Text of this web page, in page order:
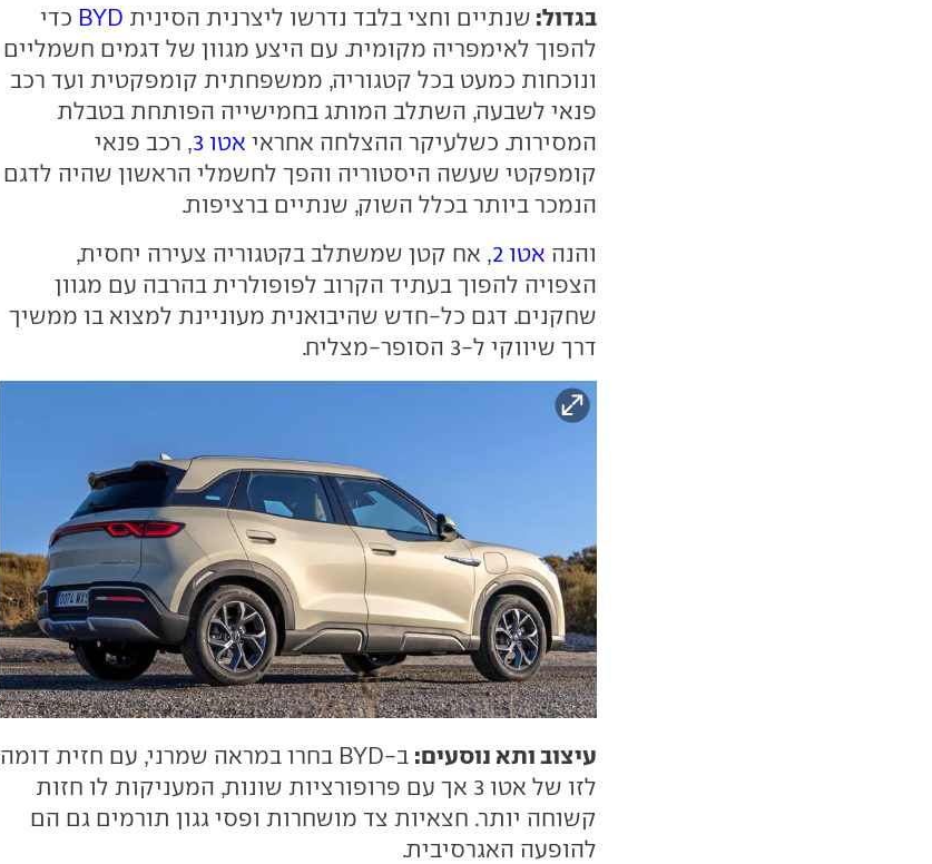
בגדול: שנתיים וחצי בלבד נדרשו ליצרנית הסינית BYD כדי
להפוך לאימפריה מקומית. עם היצע מגוון של דגמים חשמליים
ונוכחות כמעט בכל קטגוריה, ממשפחתית קומפקטית ועד רכב
פנאי לשבעה, השתלב המותג בחמישייה הפותחת בטבלת
המסירות. כשלעיקר ההצלחה אחראי אטו 3
, רכב פנאי
קומפקטי שעשה היסטוריה והפך לחשמלי הראשון שהיה לדגם
הנמכר ביותר בכלל השוק, שנתיים ברציפות.
והנה אטו 2
, אח קטן שמשתלב בקטגוריה צעירה יחסית,
הצפויה להפוך בעתיד הקרוב לפופולרית בהרבה עם מגוון
שחקנים. דגם כל-חדש שהיבואנית מעוניינת למצוא בו ממשיך
דרך שיווקי ל-3 הסופר-מצליח.
עיצוב ותא נוסעים:
ב-BYD בחרו במראה שמרני, עם חזית דומה
לזו של אטו 3 אך עם פרופורציות שונות, המעניקות לו חזות
קשוחה יותר. חצאיות צד מושחרות ופסי גגון תורמים גם הם
להופעה האגרסיבית.